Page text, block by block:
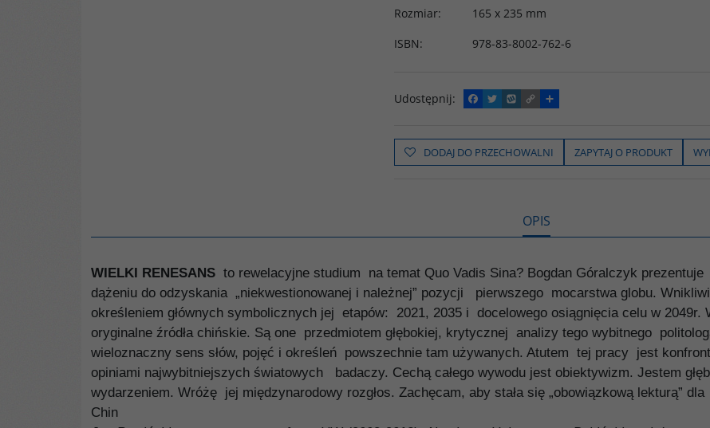
Rozmiar:
165 x 235 mm
ISBN: 978-83-8002-762-6
Udostępnij:
F
a
e
b
o
T
w
t
t
e
W
y
o
p
C
o
y
L
i
P
o
z
i
e
ę
DODAJ DO PRZECHOWALNI ZAPYTAJ O PRODUKT
OPIS
WIELKI RENESANS to rewelacyjne studium na temat Quo Vadis Sina? Bogdan Góralczyk
dążeniu do odzyskania „niekwestionowanej i należnej” pozycji pierwszego mocarstwa globu.
określeniem głównych symbolicznych jej etapów: 2021, 2035 i docelowego osiągnięcia celu w
oryginalne źródła chińskie. Są one przedmiotem głębokiej, krytycznej analizy tego wybitnego
wieloznaczny sens słów, pojęć i określeń powszechnie tam używanych. Atutem tej pracy jest
opiniami najwybitniejszych światowych badaczy. Cechą całego wywodu jest obiektywizm. Jestem
wydarzeniem. Wróżę jej międzynarodowy rozgłos. Zachęcam, aby stała się „obowiązkową lekturą”
Chin